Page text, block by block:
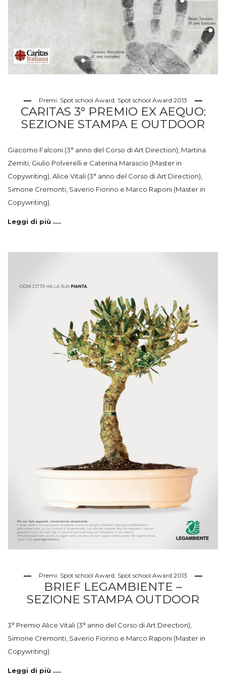
Premi, Spot school Award, Spot school Award 2013
CARITAS 3° PREMIO EX AEQUO:
SEZIONE STAMPA E OUTDOOR
Giacomo Falconi (3° anno del Corso di Art Direction), Martina
Zemiti, Giulio Polverelli e Caterina Marascio (Master in
Copywriting). Alice Vitali (3° anno del Corso di Art Direction),
Simone Cremonti, Saverio Fiorino e Marco Raponi (Master in
Copywriting).
Leggi di più ....
Premi Spot school Award Spot school Award 2013
BRIEF LEGAMBIENTE –
SEZIONE STAMPA OUTDOOR
3° Premio Alice Vitali (3° anno del Corso di Art Direction),
Simone Cremonti, Saverio Fiorino e Marco Raponi (Master in
Copywriting).
Leggi di più ....